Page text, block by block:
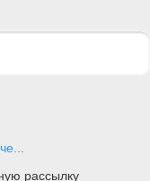
рассылку